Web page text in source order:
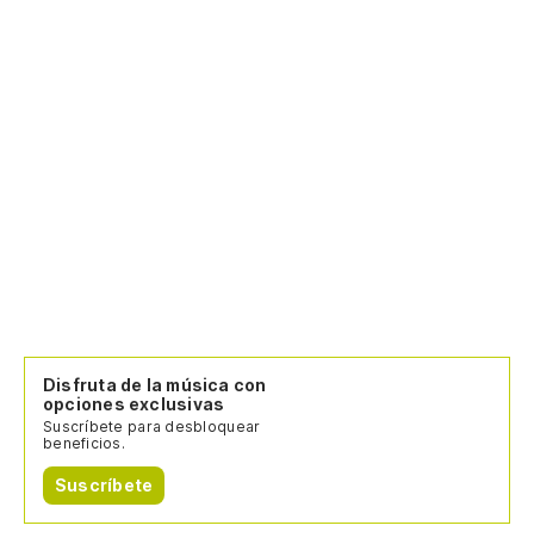
Disfruta de la música con
opciones exclusivas
Suscríbete para desbloquear
beneficios.
Suscríbete